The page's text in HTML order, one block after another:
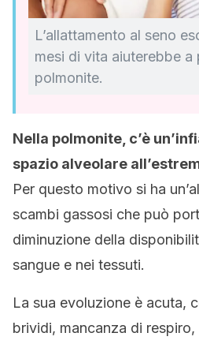
L’allattamento al seno
mesi di vita aiuterebbe a
polmonite.
Nella polmonite, c’è
spazio alveolare
Per questo motivo si ha
scambi gassosi che può
diminuzione della
sangue e nei tessuti.
La sua evoluzione è acuta,
brividi, mancanza di